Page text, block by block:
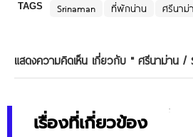
TAGS Srinaman ที่พักน่าน ศรีนาม่
แสดงความคิดเห็น เกี่ยวกับ " ศรีนาม่าน /
เรื่องที่เกี่ยวข้อง